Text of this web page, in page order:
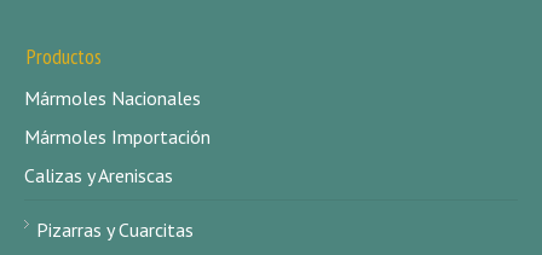
Productos
Mármoles Nacionales
Mármoles Importación
Calizas y Areniscas
Pizarras y Cuarcitas